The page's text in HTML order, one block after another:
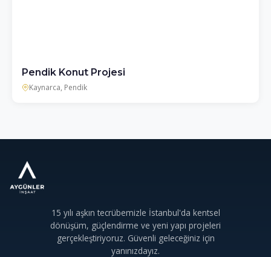
Pendik Konut Projesi
Kaynarca, Pendik
15 yılı aşkın tecrübemizle İstanbul'da kentsel
dönüşüm, güçlendirme ve yeni yapı projeleri
gerçekleştiriyoruz. Güvenli geleceğiniz için
yanınızdayız.